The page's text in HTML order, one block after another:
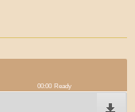
00:00 Ready